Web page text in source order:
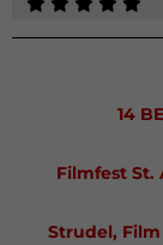
14
Filmfest St.
Strudel,